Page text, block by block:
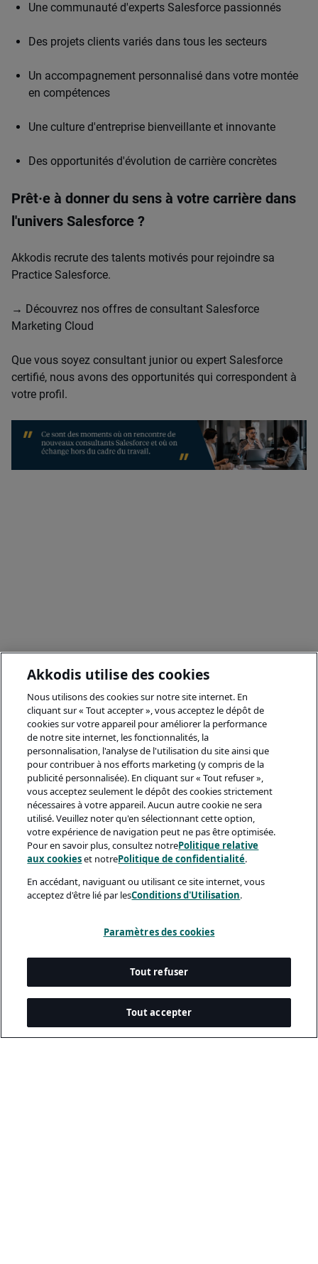
Une communauté d'experts Salesforce passionnés
Des projets clients variés dans tous les secteurs
Un accompagnement personnalisé dans votre montée
en compétences
Une culture d'entreprise bienveillante et innovante
Des opportunités d'évolution de carrière concrètes
Prêt·e à donner du sens à votre carrière dans
l'univers Salesforce ?
Akkodis recrute des talents motivés pour rejoindre sa
Practice Salesforce.
→ Découvrez nos offres de consultant Salesforce
Marketing Cloud
Que vous soyez consultant junior ou expert Salesforce
certifié, nous avons des opportunités qui correspondent à
votre profil.
Akkodis utilise des cookies
Nous utilisons des cookies sur notre site internet. En
cliquant sur « Tout accepter », vous acceptez le dépôt de
cookies sur votre appareil pour améliorer la performance
de notre site internet, les fonctionnalités, la
personnalisation, l'analyse de l'utilisation du site ainsi que
pour contribuer à nos efforts marketing (y compris de la
publicité personnalisée). En cliquant sur « Tout refuser »,
vous acceptez seulement le dépôt des cookies strictement
nécessaires à votre appareil. Aucun autre cookie ne sera
utilisé. Veuillez noter qu'en sélectionnant cette option,
votre expérience de navigation peut ne pas être optimisée.
Pour en savoir plus, consultez notrePolitique relative
aux cookieset notrePolitique de confidentialité.
En accédant, naviguant ou utilisant ce site internet, vous
acceptez d'être lié par lesConditions d'Utilisation.
Paramètres des cookies
Tout refuser
Tout accepter